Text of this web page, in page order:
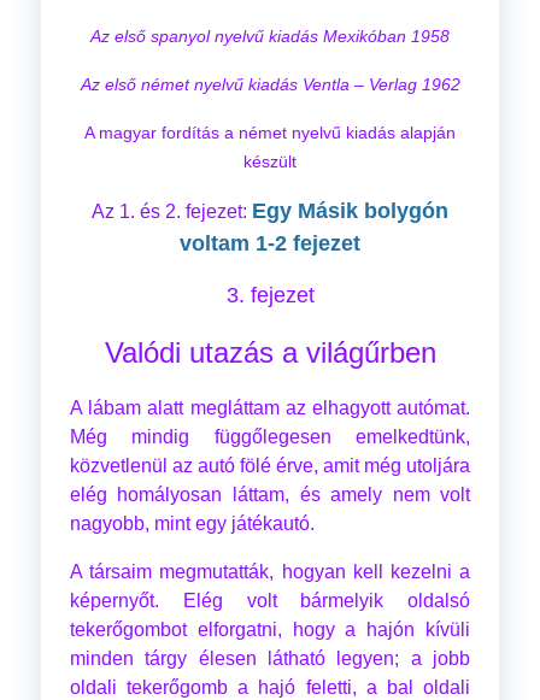
Az első spanyol nyelvű kiadás Mexikóban 1958
Az első német nyelvű kiadás Ventla – Verlag 1962
A magyar fordítás a német nyelvű kiadás alapján
készült
Az 1. és 2. fejezet: Egy Másik bolygón
voltam 1-2 fejezet
3. fejezet
Valódi utazás a világűrben
A lábam alatt megláttam az elhagyott autómat.
Még mindig függőlegesen emelkedtünk,
közvetlenül az autó fölé érve, amit még utoljára
elég homályosan láttam, és amely nem volt
nagyobb, mint egy játékautó.
A társaim megmutatták, hogyan kell kezelni a
képernyőt. Elég volt bármelyik oldalsó
tekerőgombot elforgatni, hogy a hajón kívüli
minden tárgy élesen látható legyen; a jobb
oldali tekerőgomb a hajó feletti, a bal oldali